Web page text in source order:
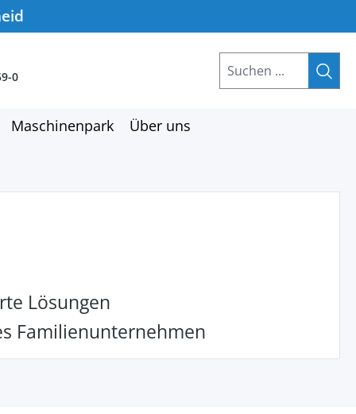
0
Maschinenpark Über uns
Lösungen
Familienunternehmen